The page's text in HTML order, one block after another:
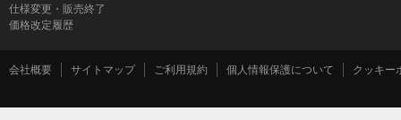
仕様変更・販売終了
価格改定履歴
会社概要 サイトマップ ご利用規約 個人情報保護について クッキー